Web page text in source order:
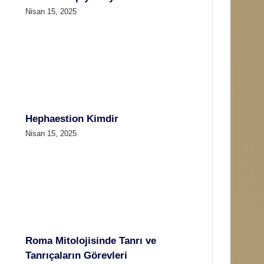
Nisan 15, 2025
Hephaestion Kimdir
Nisan 15, 2025
Roma Mitolojisinde Tanrı ve
Tanrıçaların Görevleri